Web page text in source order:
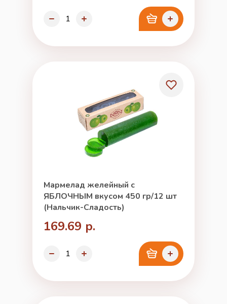
Мармелад желейный с
ЯБЛОЧНЫМ вкусом 450 гр/12 шт
(Нальчик-Сладость)
169.69 р.